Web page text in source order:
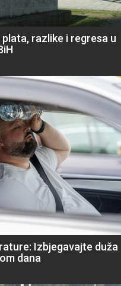
razlike i regresa u
Izbjegavajte duža
dana